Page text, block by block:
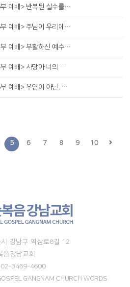
<주일 5부 예배> 반복된 실수를 딛고 일어서는 두 가지 방법
<주일 6부 예배> 주님이 우리에게 원하시는 것
<주일 3부 예배> 부활하신 예수님을 만난 사람들
<주일 4부 예배> 사망아 너의 승리가 어디 있느냐?
<주일 5부 예배> 우연이 아닌, 운명의 시작
5 6 7 8 9 10
강남구 역삼로8길 12
음강남교회
02-3469-4600
GANGNAM CHURCH WORDS